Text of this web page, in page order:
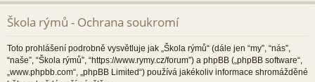
sit ro
Škola rýmů - Ochrana soukromí
Toto prohlášení podrobně vysvětluje jak „Škola rýmů“ (dále jen “my”, “nás”,
“naše”, “Škola rýmů”, “https://www.rymy.cz/forum”) a phpBB („phpBB software“,
„www.phpbb.com“, „phpBB Limited“) používá jakékoliv informace shromážděné